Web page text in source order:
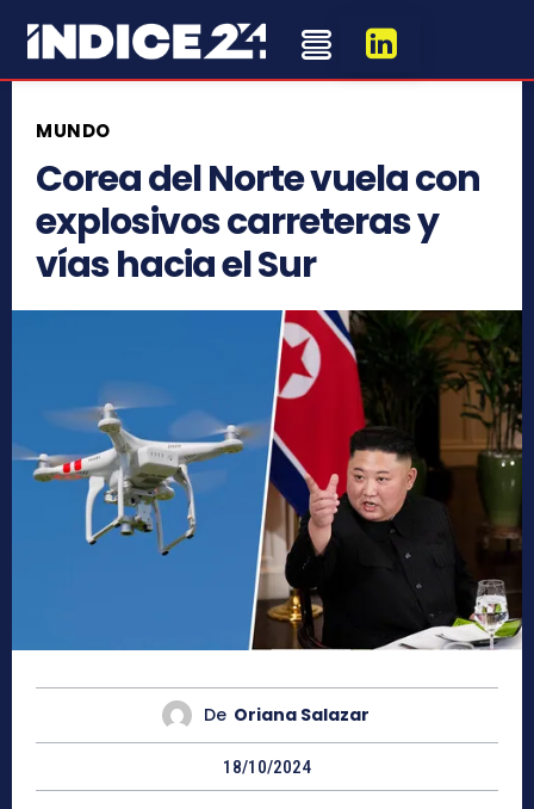
MUNDO
Corea del Norte vuela con
explosivos carreteras y
vías hacia el Sur
De Oriana Salazar
18/10/2024